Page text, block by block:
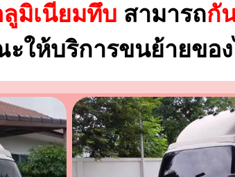
มิเนียมทึบ สามารถกั
ให้บริการขนย้ายขอ